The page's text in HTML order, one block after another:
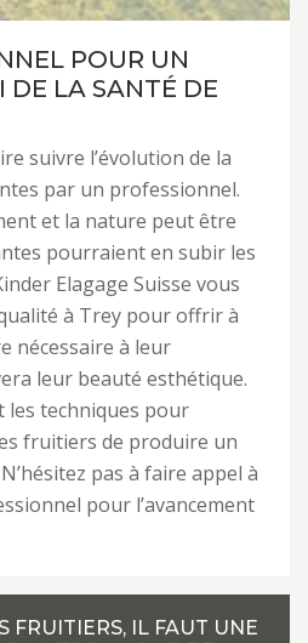
POUR UN
DE LA SANTÉ DE
suivre l’évolution de la
par un professionnel.
et la nature peut être
pourraient en subir les
Elagage Suisse vous
à Trey pour offrir à
nécessaire à leur
leur beauté esthétique.
les techniques pour
fruitiers de produire un
pas à faire appel à
pour l’avancement
FRUITIERS, IL FAUT UNE